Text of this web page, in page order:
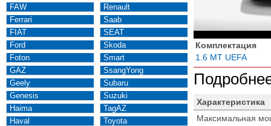
FAW
Ferrari
FIAT
Ford
Foton
GAZ
Geely
Genesis
Haima
Haval
Renault
Saab
SEAT
Skoda
Smart
SsangYong
Subaru
Suzuki
TagAZ
Toyota
Комплектация
1.6 MT UEFA
Характеристика
Максимальная